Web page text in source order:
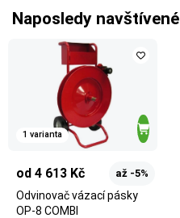
Naposledy navštívené
1 varianta
od 4 613 Kč až -5%
Odvinovač vázací pásky
OP-8 COMBI